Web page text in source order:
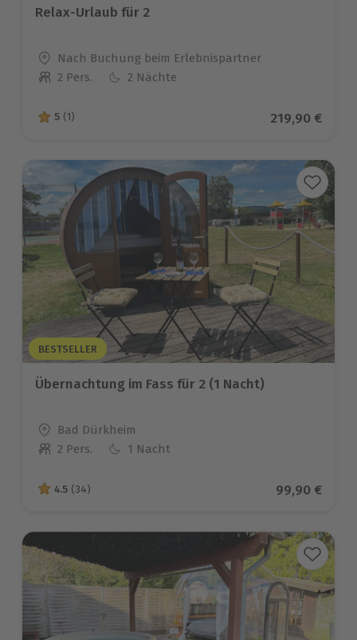
Relax-Urlaub für 2
Standort
Nach Buchung beim Erlebnispartner
Anzahl der Teilnehmer
2 Pers. 2 Nächte
5 von 5 Sternen basierend auf 1 Bewertungen
5 (1) Aktueller
219,90 €
BESTSELLER
Übernachtung im Fass für 2 (1 Nacht)
Standort
Bad Dürkheim
Anzahl der Teilnehmer
2 Pers. 1 Nacht
4.5 von 5 Sternen basierend auf 34 Bewertungen
4.5 (34) Aktueller
99,90 €